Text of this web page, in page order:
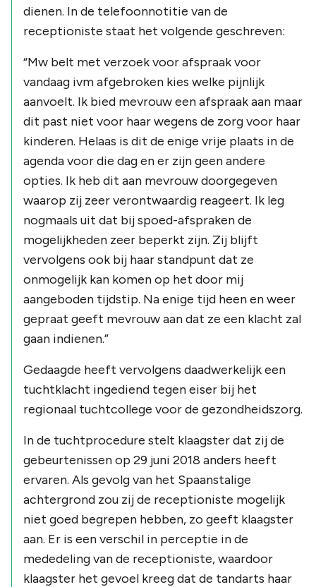
dienen. In de telefoonnotitie van de
receptioniste staat het volgende geschreven:
“Mw belt met verzoek voor afspraak voor
vandaag ivm afgebroken kies welke pijnlijk
aanvoelt. Ik bied mevrouw een afspraak aan maar
dit past niet voor haar wegens de zorg voor haar
kinderen. Helaas is dit de enige vrije plaats in de
agenda voor die dag en er zijn geen andere
opties. Ik heb dit aan mevrouw doorgegeven
waarop zij zeer verontwaardig reageert. Ik leg
nogmaals uit dat bij spoed-afspraken de
mogelijkheden zeer beperkt zijn. Zij blijft
vervolgens ook bij haar standpunt dat ze
onmogelijk kan komen op het door mij
aangeboden tijdstip. Na enige tijd heen en weer
gepraat geeft mevrouw aan dat ze een klacht zal
gaan indienen.”
Gedaagde heeft vervolgens daadwerkelijk een
tuchtklacht ingediend tegen eiser bij het
regionaal tuchtcollege voor de gezondheidszorg.
In de tuchtprocedure stelt klaagster dat zij de
gebeurtenissen op 29 juni 2018 anders heeft
ervaren. Als gevolg van het Spaanstalige
achtergrond zou zij de receptioniste mogelijk
niet goed begrepen hebben, zo geeft klaagster
aan. Er is een verschil in perceptie in de
mededeling van de receptioniste, waardoor
klaagster het gevoel kreeg dat de tandarts haar